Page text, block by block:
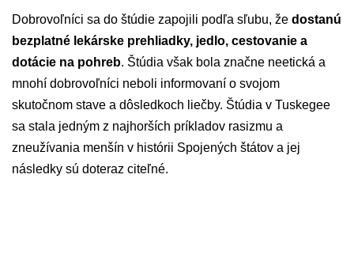
Dobrovoľníci sa do štúdie zapojili podľa sľubu, že dostanú
bezplatné lekárske prehliadky, jedlo, cestovanie a
dotácie na pohreb. Štúdia však bola značne neetická a
mnohí dobrovoľníci neboli informovaní o svojom
skutočnom stave a dôsledkoch liečby. Štúdia v Tuskegee
sa stala jedným z najhorších príkladov rasizmu a
zneužívania menšín v histórii Spojených štátov a jej
následky sú doteraz citeľné.